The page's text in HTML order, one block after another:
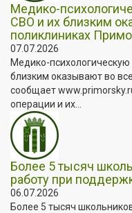
Медико-
СВО и их близким
поликлиниках
07.07.2026
Медико-
близким оказывают во
сообщает
операции и их...
Более 5 тысяч
работу при
06.07.2026
Более 5 тысяч